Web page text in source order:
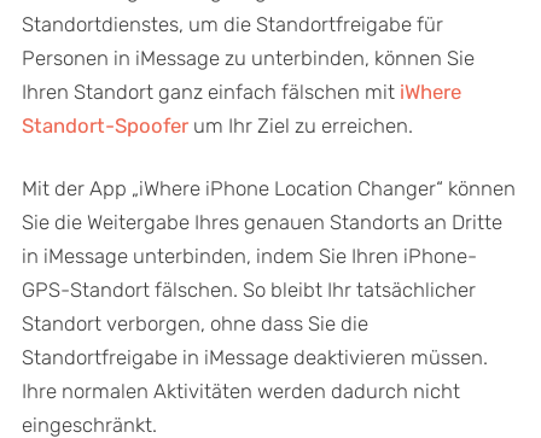
Standortdienstes, um die Standortfreigabe für
Personen in iMessage zu unterbinden, können Sie
Ihren Standort ganz einfach fälschen mit iWhere
Standort-Spooferum Ihr Ziel zu erreichen.
Mit der App „iWhere iPhone Location Changer“ können
Sie die Weitergabe Ihres genauen Standorts an Dritte
in iMessage unterbinden, indem Sie Ihren iPhone-
GPS-Standort fälschen. So bleibt Ihr tatsächlicher
Standort verborgen, ohne dass Sie die
Standortfreigabe in iMessage deaktivieren müssen.
Ihre normalen Aktivitäten werden dadurch nicht
eingeschränkt.